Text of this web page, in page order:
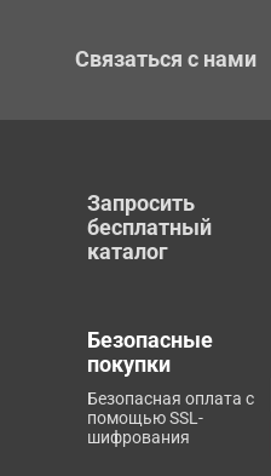
Связаться с нами
Запросить
бесплатный
каталог
Безопасные
покупки
Безопасная оплата с
помощью SSL-
шифрования